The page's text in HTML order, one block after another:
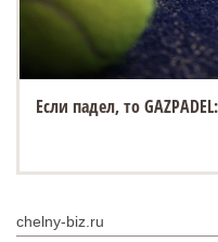
Если падел, то
chelny-biz.ru